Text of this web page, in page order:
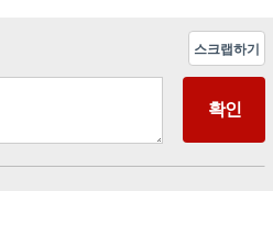
스크랩하기